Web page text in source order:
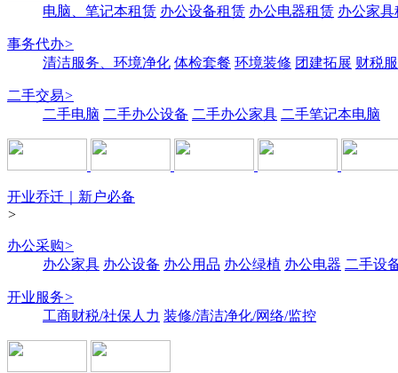
电脑、笔记本租赁 办公设备租赁 办公电器租赁 办公家具
事务代办>
清洁服务、环境净化 体检套餐 环境装修 团建拓展 财税
二手交易>
二手电脑 二手办公设备 二手办公家具 二手笔记本电脑
开业乔迁｜新户必备
>
办公采购>
办公家具 办公设备 办公用品 办公绿植 办公电器 二手设
开业服务>
工商财税/社保人力 装修/清洁净化/网络/监控